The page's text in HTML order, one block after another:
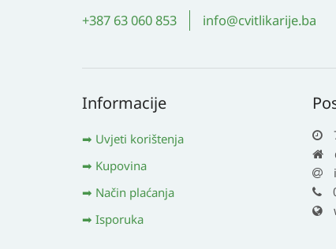
+387 63 060 853 info@cvitlikarije.ba
Informacije
Uvjeti korištenja
Kupovina
Način plaćanja
Isporuka